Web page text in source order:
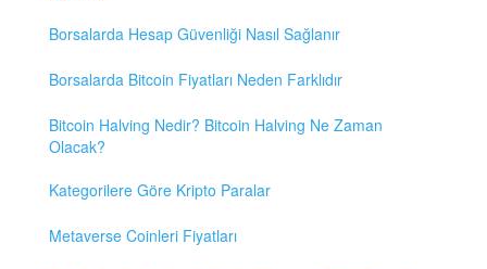
Borsalarda Hesap Güvenliği Nasıl Sağlanır
Borsalarda Bitcoin Fiyatları Neden Farklıdır
Bitcoin Halving Nedir? Bitcoin Halving Ne Zaman
Olacak?
Kategorilere Göre Kripto Paralar
Metaverse Coinleri Fiyatları